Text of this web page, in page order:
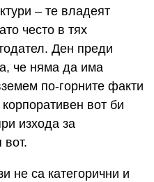
– те владеят
често в тях
Ден преди
че няма да има
по-горните факти
вот би
изхода за
вот.
не са категорични и